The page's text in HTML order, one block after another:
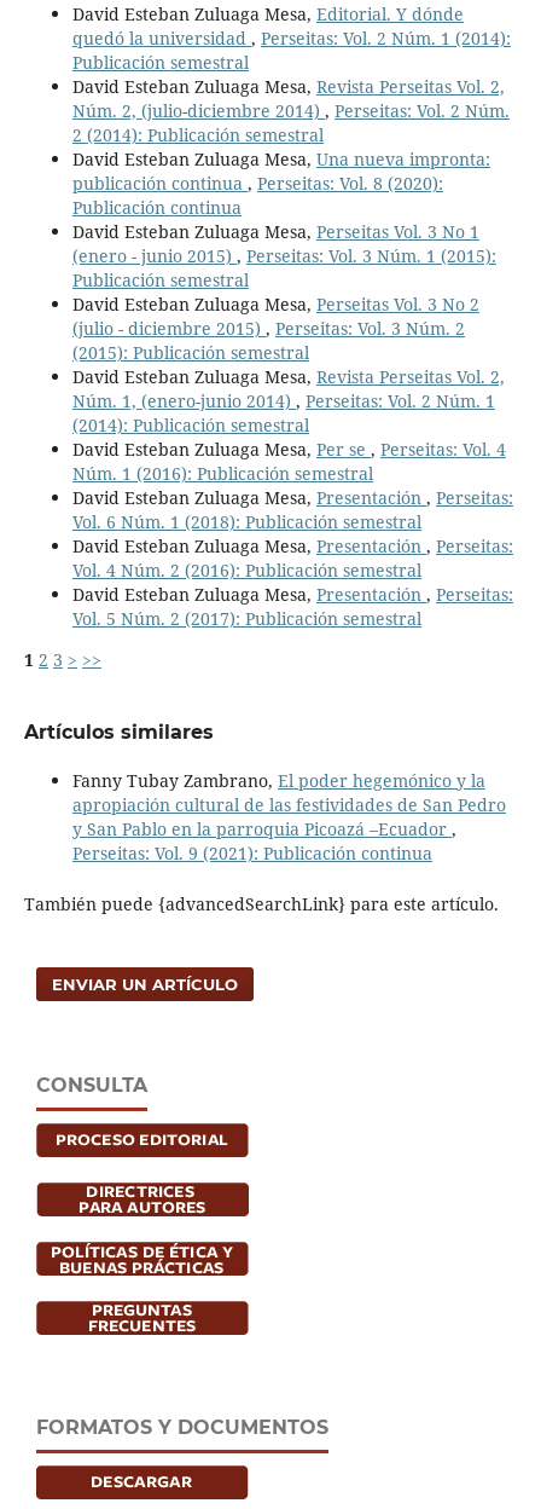
David Esteban Zuluaga Mesa, Editorial. Y dónde
quedó la universidad , Perseitas: Vol. 2 Núm. 1 (2014):
Publicación semestral
David Esteban Zuluaga Mesa, Revista Perseitas Vol. 2,
Núm. 2, (julio-diciembre 2014) , Perseitas: Vol. 2 Núm.
2 (2014): Publicación semestral
David Esteban Zuluaga Mesa, Una nueva impronta:
publicación continua , Perseitas: Vol. 8 (2020):
Publicación continua
David Esteban Zuluaga Mesa, Perseitas Vol. 3 No 1
(enero - junio 2015) , Perseitas: Vol. 3 Núm. 1 (2015):
Publicación semestral
David Esteban Zuluaga Mesa, Perseitas Vol. 3 No 2
(julio - diciembre 2015) , Perseitas: Vol. 3 Núm. 2
(2015): Publicación semestral
David Esteban Zuluaga Mesa, Revista Perseitas Vol. 2,
Núm. 1, (enero-junio 2014) , Perseitas: Vol. 2 Núm. 1
(2014): Publicación semestral
David Esteban Zuluaga Mesa, Per se , Perseitas: Vol. 4
Núm. 1 (2016): Publicación semestral
David Esteban Zuluaga Mesa, Presentación , Perseitas:
Vol. 6 Núm. 1 (2018): Publicación semestral
David Esteban Zuluaga Mesa, Presentación , Perseitas:
Vol. 4 Núm. 2 (2016): Publicación semestral
David Esteban Zuluaga Mesa, Presentación , Perseitas:
Vol. 5 Núm. 2 (2017): Publicación semestral
1 2 3 > >>
Artículos similares
Fanny Tubay Zambrano, El poder hegemónico y la
apropiación cultural de las festividades de San Pedro
y San Pablo en la parroquia Picoazá –Ecuador ,
Perseitas: Vol. 9 (2021): Publicación continua
También puede {advancedSearchLink} para este artículo.
ENVIAR UN ARTÍCULO
CONSULTA
FORMATOS Y DOCUMENTOS